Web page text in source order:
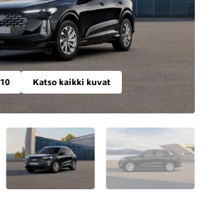
Katso kaikki kuvat